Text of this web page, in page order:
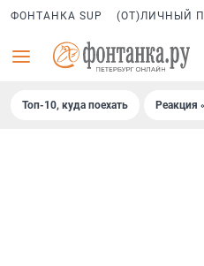
ФОНТАНКА SUP (ОТ)ЛИЧНЫЙ
Топ-10, куда поехать Реакция